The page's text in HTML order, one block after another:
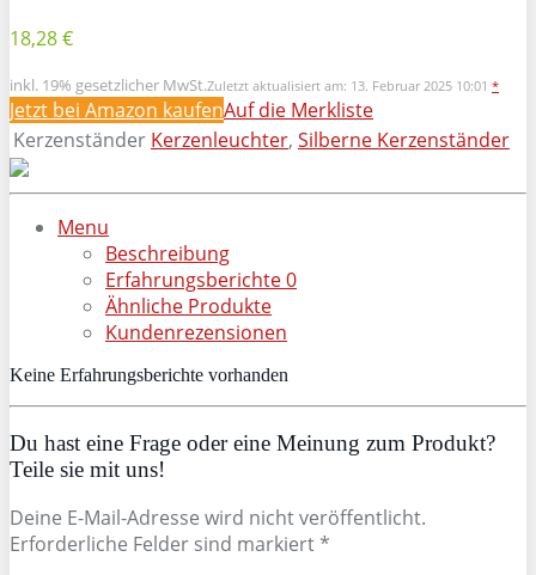
18,28 €
inkl. 19% gesetzlicher MwSt.Zuletzt aktualisiert am: 13. Februar 2025 10:01 *
Jetzt bei Amazon kaufenAuf die Merkliste
Kerzenständer Kerzenleuchter, Silberne Kerzenständer
Menu
Beschreibung
Erfahrungsberichte0
Ähnliche Produkte
Kundenrezensionen
Keine Erfahrungsberichte vorhanden
Du hast eine Frage oder eine Meinung zum Produkt?
Teile sie mit uns!
Deine E-Mail-Adresse wird nicht veröffentlicht.
Erforderliche Felder sind markiert *